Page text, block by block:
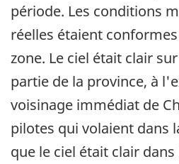
période. Les conditions
réelles étaient
zone. Le ciel était clair
partie de la province, à
voisinage immédiat de
pilotes qui volaient dans
que le ciel était clair dans